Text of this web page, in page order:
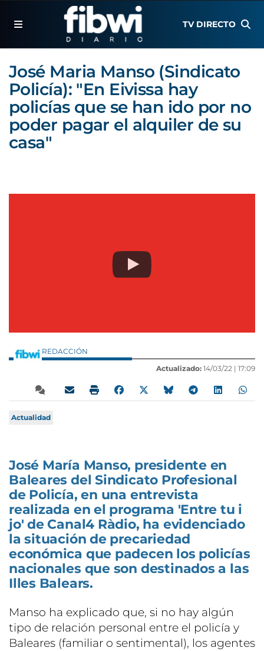
TV DIRECTO
José Maria Manso (Sindicato
Policía): "En Eivissa hay
policías que se han ido por no
poder pagar el alquiler de su
casa"
REDACCIÓN
Actualizado: 14/03/22 | 17:09
Actualidad
José María Manso, presidente en
Baleares del Sindicato Profesional
de Policía, en una entrevista
realizada en el programa 'Entre tu i
jo' de Canal4 Ràdio, ha evidenciado
la situación de precariedad
económica que padecen los policías
nacionales que son destinados a las
Illes Balears.
Manso ha explicado que, si no hay algún
tipo de relación personal entre el policía y
Baleares (familiar o sentimental), los agentes